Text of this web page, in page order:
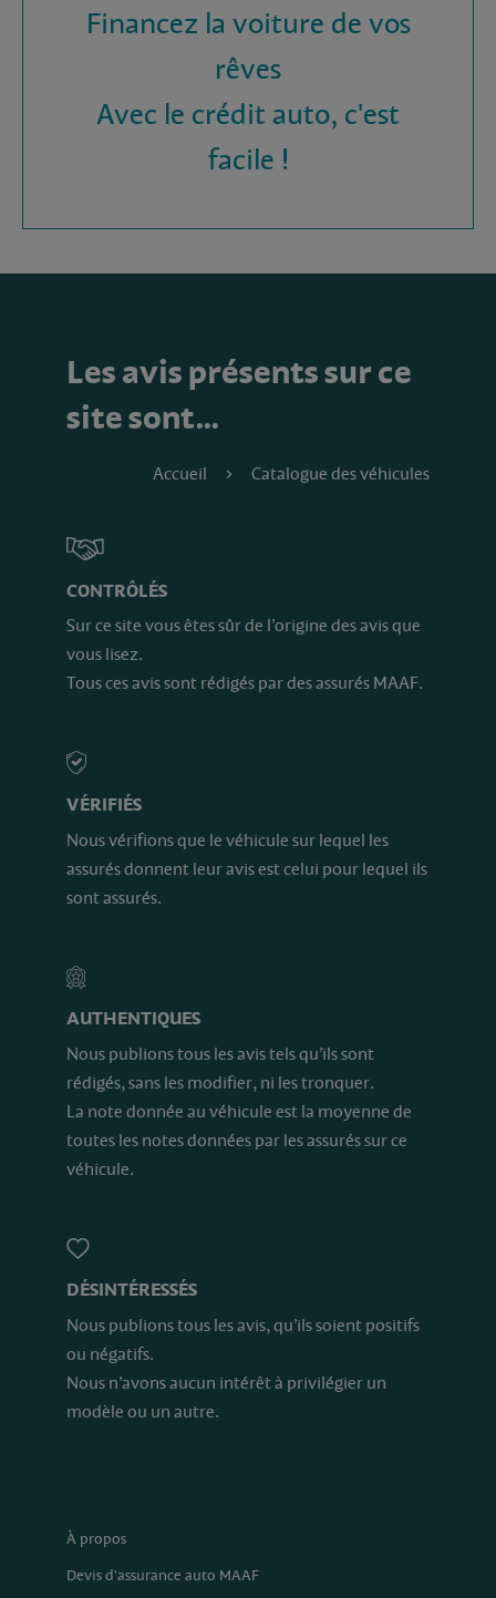
Financez la voiture de vos
rêves
Avec le crédit auto, c'est
facile !
Les avis présents sur ce
site sont…
Accueil Catalogue des véhicules
CONTRÔLÉS
Sur ce site vous êtes sûr de l’origine des avis que
vous lisez.
Tous ces avis sont rédigés par des assurés MAAF.
VÉRIFIÉS
Nous vérifions que le véhicule sur lequel les
assurés donnent leur avis est celui pour lequel ils
sont assurés.
AUTHENTIQUES
Nous publions tous les avis tels qu’ils sont
rédigés, sans les modifier, ni les tronquer.
La note donnée au véhicule est la moyenne de
toutes les notes données par les assurés sur ce
véhicule.
DÉSINTÉRESSÉS
Nous publions tous les avis, qu’ils soient positifs
ou négatifs.
Nous n’avons aucun intérêt à privilégier un
modèle ou un autre.
À propos
Devis d'assurance auto MAAF